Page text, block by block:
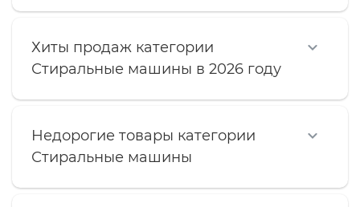
Хиты продаж категории
Стиральные машины в 2026 году
Недорогие товары категории
Стиральные машины